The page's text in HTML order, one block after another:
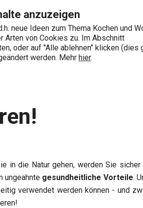
anzuzeigen
neue Ideen zum Thema Kochen und
Arten von Cookies zu. Im Abschnitt
oder auf "Alle ablehnen" klicken (dies
werden. Mehr hier.
Hauptinhalt springen
Zur Suche springen
Navigation springen
in die Natur gehen, werden Sie sicher
ungeahnte gesundheitliche Vorteile.
verwendet werden können - und